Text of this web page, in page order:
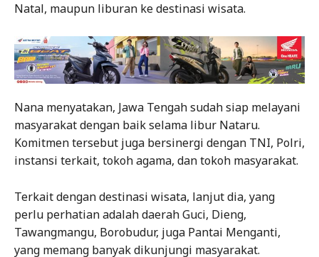
Natal, maupun liburan ke destinasi wisata.
Nana menyatakan, Jawa Tengah sudah siap melayani
masyarakat dengan baik selama libur Nataru.
Komitmen tersebut juga bersinergi dengan TNI, Polri,
instansi terkait, tokoh agama, dan tokoh masyarakat.
Terkait dengan destinasi wisata, lanjut dia, yang
perlu perhatian adalah daerah Guci, Dieng,
Tawangmangu, Borobudur, juga Pantai Menganti,
yang memang banyak dikunjungi masyarakat.